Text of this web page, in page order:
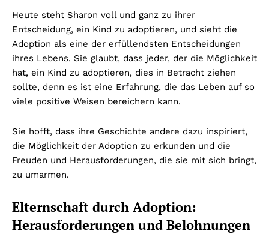
Heute steht Sharon voll und ganz zu ihrer
Entscheidung, ein Kind zu adoptieren, und sieht die
Adoption als eine der erfüllendsten Entscheidungen
ihres Lebens. Sie glaubt, dass jeder, der die Möglichkeit
hat, ein Kind zu adoptieren, dies in Betracht ziehen
sollte, denn es ist eine Erfahrung, die das Leben auf so
viele positive Weisen bereichern kann.
Sie hofft, dass ihre Geschichte andere dazu inspiriert,
die Möglichkeit der Adoption zu erkunden und die
Freuden und Herausforderungen, die sie mit sich bringt,
zu umarmen.
Elternschaft durch Adoption:
Herausforderungen und Belohnungen